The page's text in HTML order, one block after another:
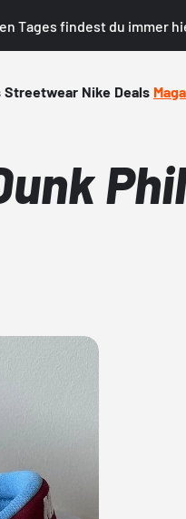
Tages findest du immer
Streetwear Nike Deals